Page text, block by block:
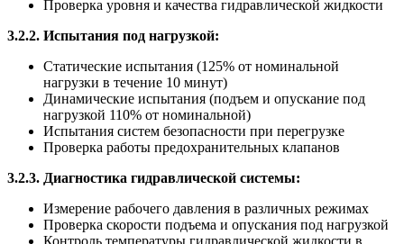
Проверка уровня и качества гидравлической жидкости
3.2.2. Испытания под нагрузкой:
Статические испытания (125% от номинальной
нагрузки в течение 10 минут)
Динамические испытания (подъем и опускание под
нагрузкой 110% от номинальной)
Испытания систем безопасности при перегрузке
Проверка работы предохранительных клапанов
3.2.3. Диагностика гидравлической системы:
Измерение рабочего давления в различных режимах
Проверка скорости подъема и опускания под нагрузкой